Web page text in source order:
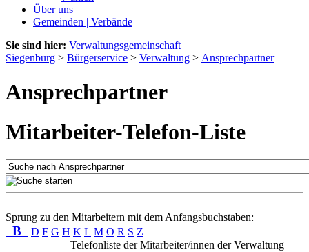
Über uns
Gemeinden | Verbände
Sie sind hier: Verwaltungsgemeinschaft
Siegenburg > Bürgerservice > Verwaltung > Ansprechpartner
Ansprechpartner
Mitarbeiter-Telefon-Liste
Sprung zu den Mitarbeitern mit dem Anfangsbuchstaben:
B D F G H K L M O R S Z
Telefonliste der Mitarbeiter/innen der Verwaltung